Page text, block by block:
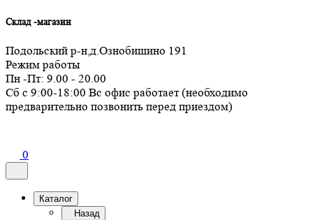
Склад -магазин
Подольский р-н,д.Ознобишино 191
Режим работы
Пн -Пт: 9.00 - 20.00
Сб с 9:00-18:00 Вс офис работает (необходимо
предварительно позвонить перед приездом)
0
Каталог
Назад